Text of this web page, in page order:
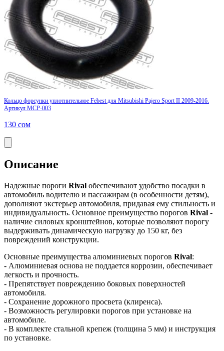
Кольцо форсунки уплотнительное Febest для Mitsubishi Pajero Sport II 2009-2016.
Артикул MCP-003
130 сом
Описание
Надежные пороги Rival обеспечивают удобство посадки в
автомобиль водителю и пассажирам (в особенности детям),
дополняют экстерьер автомобиля, придавая ему стильность и
индивидуальность. Основное преимущество порогов Rival -
наличие силовых кронштейнов, которые позволяют порогу
выдерживать динамическую нагрузку до 150 кг, без
повреждений конструкции.
Основные преимущества алюминиевых порогов Rival:
- Алюминиевая основа не поддается коррозии, обеспечивает
легкость и прочность.
- Препятствует повреждению боковых поверхностей
автомобиля.
- Сохранение дорожного просвета (клиренса).
- Возможность регулировки порогов при установке на
автомобиле.
- В комплекте стальной крепеж (толщина 5 мм) и инструкция
по установке.